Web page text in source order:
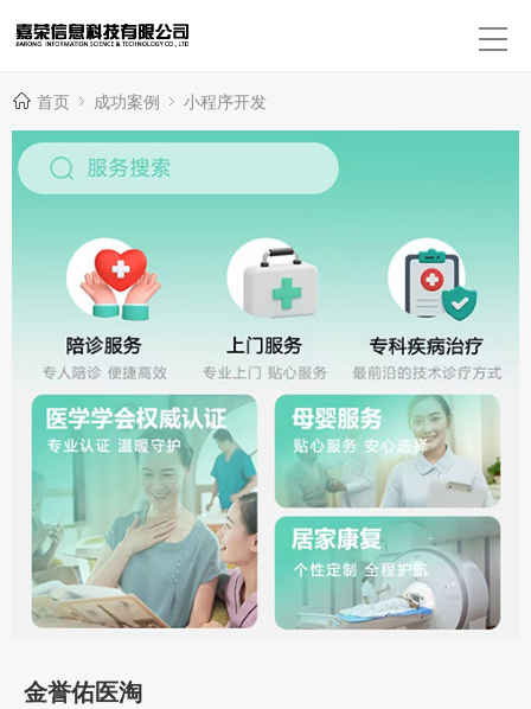
首页 成功案例 小程序开发
金誉佑医淘